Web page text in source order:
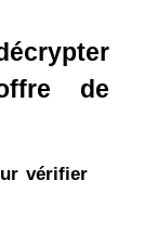
de
vérifier